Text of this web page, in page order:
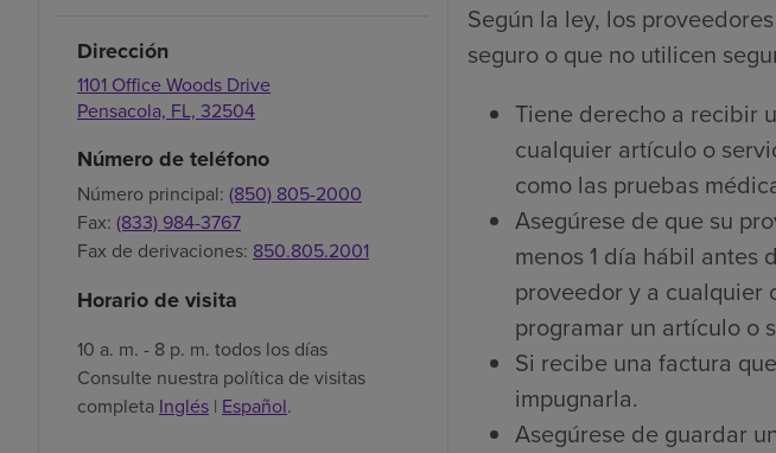
Dirección
1101 Office Woods Drive
Pensacola, FL, 32504
Número de teléfono
Número principal: (850) 805-2000
Fax: (833) 984-3767
Fax de derivaciones: 850.805.2001
Horario de visita
10 a. m. - 8 p. m. todos los días
Consulte nuestra política de visitas
completa Inglés | Español.
Según la ley, los
seguro o que no utilicen
Tiene derecho a recibir
cualquier artículo o
como las pruebas
Asegúrese de que su
menos 1 día hábil antes
proveedor y a cualquier
programar un artículo o
Si recibe una factura
impugnarla.
Asegúrese de guardar